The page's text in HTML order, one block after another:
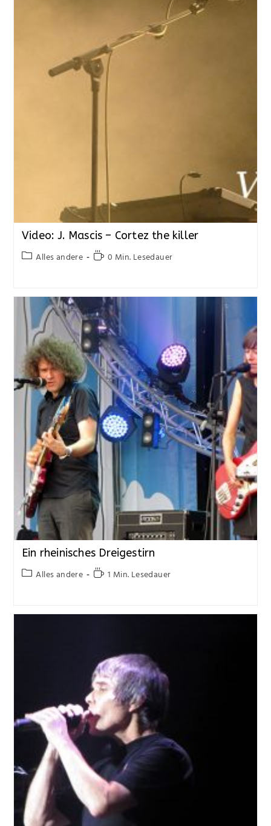
Video: J. Mascis – Cortez the killer
Alles andere 0 Min. Lesedauer
Ein rheinisches Dreigestirn
Alles andere 1 Min. Lesedauer